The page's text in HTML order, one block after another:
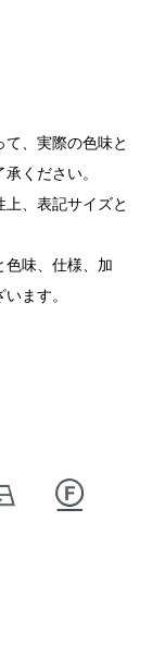
、実際の色味と
ください。
、表記サイズと
味、仕様、加
ます。